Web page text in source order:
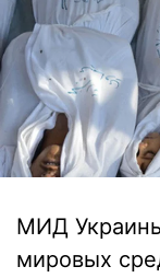
МИД
мировых